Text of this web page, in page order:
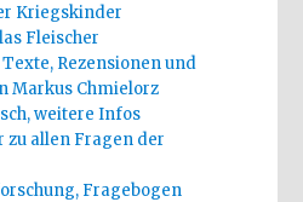
Kriegskinder
Fleischer
Rezensionen und
Markus Chmielorz
weitere Infos
zu allen Fragen der
Fragebogen